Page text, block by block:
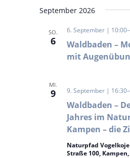
wählen.
September 2026
SO.
6
Waldbaden –
mit
6. September | 10:00–
MI.
9
Waldbaden –
Jahres im
Kampen – die
9. September | 16:30–
Naturpfad
Straße 100,